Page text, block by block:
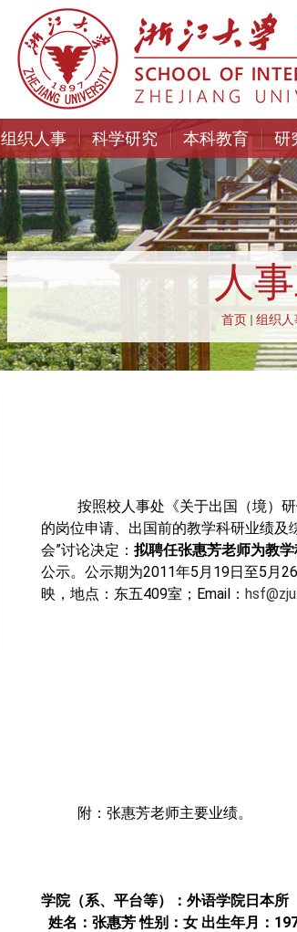
组织人事 科学研究 本科教育 研
人
首页 组织人
按照校人事处《关于出国（境）
的岗位申请、出国前的教学科研业绩
会”讨论决定： 拟聘任张惠芳老师为教
公示。公示期为2011年5月 19日至5月26
映， 地点：东五409室； Email ：
附：张惠芳老师主要业绩。
学院（系、平台等）：外语学院日本所
姓名：张惠芳 性别：女 出生年月：